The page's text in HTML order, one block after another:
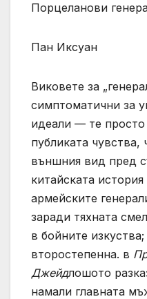
Порцеланови
Пан Иксуан
Виковете за
симптоматични за
идеали — те просто
публиката
външния вид пред
китайската
армейските
заради тяхната
в бойните
второстепенна. в
Джейдлошото
намали главната